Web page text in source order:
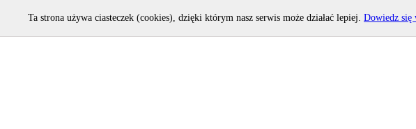
Ta strona używa ciasteczek (cookies), dzięki którym nasz serwis może działać lepiej. Dowiedz się